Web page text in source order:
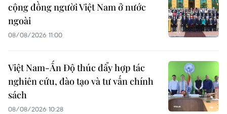
cộng đồng người Việt Nam ở nước
ngoài
08/08/2026 11:00
Việt Nam-Ấn Độ thúc đẩy hợp tác
nghiên cứu, đào tạo và tư vấn chính
sách
08/08/2026 10:28